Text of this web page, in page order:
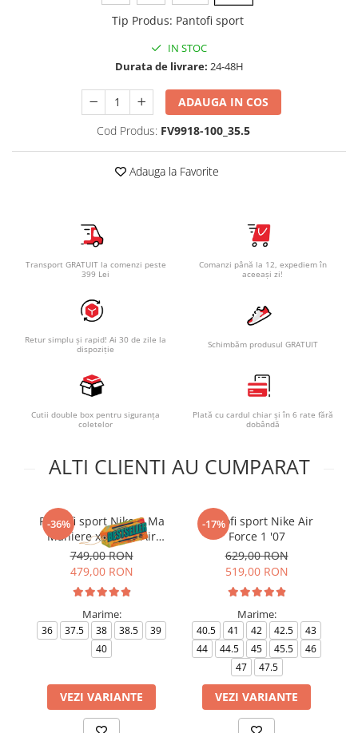
Tip Produs: Pantofi sport
IN STOC
Durata de livrare: 24-48H
ADAUGA IN COS
Cod Produs: FV9918-100_35.5
Adauga la Favorite
Transport GRATUIT la comenzi peste
399 Lei
Comanzi până la 12, expediem în
aceeași zi!
Retur simplu și rapid! Ai 30 de zile la
dispoziție
Schimbăm produsul GRATUIT
Cutii double box pentru siguranța
coletelor
Plată cu cardul chiar și în 6 rate fără
dobândă
ALTI CLIENTI AU CUMPARAT
-36%
Pantofi sport Nike A Ma
Maniere x Wmns Air
Force 1 Low 07
749,00 RON
479,00 RON
Marime:
36 37.5 38 38.5
39
40
VEZI VARIANTE
-17%
Pantofi sport Nike Air
Force 1 '07
629,00 RON
519,00 RON
Marime:
40.5 41 42 42.5
43
44
44.5 45 45.5
46
47
47.5
VEZI VARIANTE